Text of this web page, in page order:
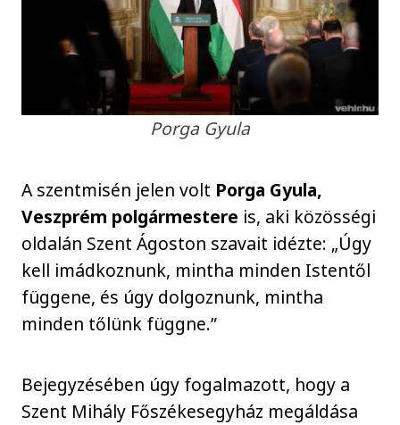
Porga Gyula
A szentmisén jelen volt Porga Gyula,
Veszprém polgármestere is, aki közösségi
oldalán Szent Ágoston szavait idézte: „Úgy
kell imádkoznunk, mintha minden Istentől
függene, és úgy dolgoznunk, mintha
minden tőlünk függne.”
Bejegyzésében úgy fogalmazott, hogy a
Szent Mihály Főszékesegyház megáldása